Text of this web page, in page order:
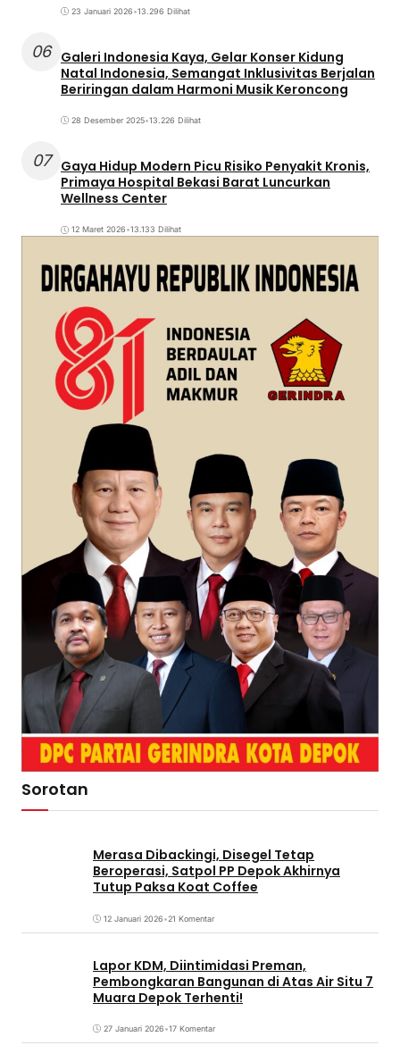
23 Januari 2026•13.296 Dilihat
06 Galeri Indonesia Kaya, Gelar Konser Kidung
Natal Indonesia, Semangat Inklusivitas Berjalan
Beriringan dalam Harmoni Musik Keroncong
28 Desember 2025•13.226 Dilihat
07
Gaya Hidup Modern Picu Risiko Penyakit Kronis,
Primaya Hospital Bekasi Barat Luncurkan
Wellness Center
12 Maret 2026•13.133 Dilihat
Sorotan
Merasa Dibackingi, Disegel Tetap
Beroperasi, Satpol PP Depok Akhirnya
Tutup Paksa Koat Coffee
12 Januari 2026•21 Komentar
Lapor KDM, Diintimidasi Preman,
Pembongkaran Bangunan di Atas Air Situ 7
Muara Depok Terhenti!
27 Januari 2026•17 Komentar